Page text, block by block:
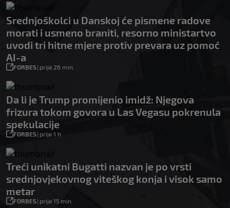
Srednjoškolci u Danskoj će pismene radove
morati i usmeno braniti, resorno ministartvo
uvodi tri hitne mjere protiv prevara uz pomoć
AI-a
FORBES| prije 26 min.
Da li je Trump promijenio imidž: Njegova
frizura tokom govora u Las Vegasu pokrenula
spekulacije
FORBES| prije 1 h
Treći unikatni Bugatti nazvan je po vrsti
srednjovjekovnog viteškog konja i visok samo
metar
FORBES| prije 15 min.